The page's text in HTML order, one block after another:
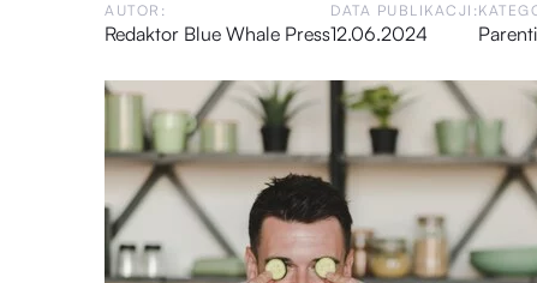
AUTOR:
Redaktor Blue Whale Press
DATA PUBLIKACJI:
12.06.2024